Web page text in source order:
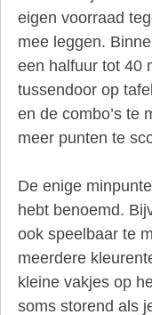
eigen voorraad
mee leggen.
een halfuur tot 40
tussendoor op
en de combo’s te
meer punten te
De enige
hebt benoemd.
ook speelbaar te
meerdere
kleine vakjes op
soms storend als